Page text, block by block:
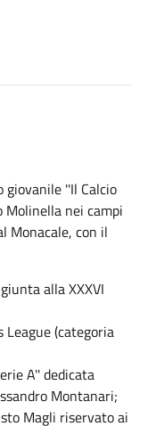
''Il Calcio
Molinella nei campi
Monacale, con il
alla XXXVI
League (categoria
A'' dedicata
Montanari;
Magli riservato ai